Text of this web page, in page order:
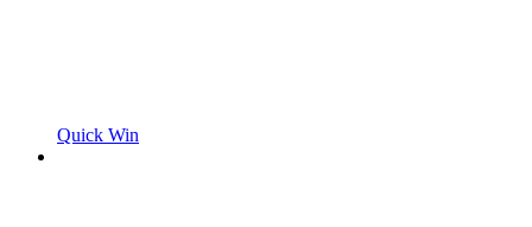
Quick Win